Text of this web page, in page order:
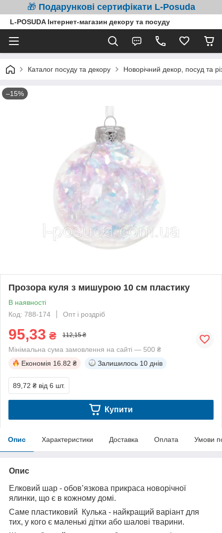
🎁 Подарункові сертифікати L-Posuda
L-POSUDA Інтернет-магазин декору та посуду
Каталог посуду та декору Новорічний декор, посуд та
–15%
Прозора куля з мишурою 10 см пластику
В наявності
Код: 788-174
Опт і роздріб
95,33 ₴ 112,15 ₴
Мінімальна сума замовлення на сайті — 500 ₴
Економія 16.82 ₴ Залишилось 10 днів
89,72 ₴ від 6 шт.
Купити
Опис Характеристики Доставка Оплата Умови
Опис
Елковий шар - обов’язкова прикраса новорічної
ялинки, що є в кожному домі.
Саме пластиковий Кулька - найкращий варіант для
тих, у кого є маленькі дітки або шалові тварини.